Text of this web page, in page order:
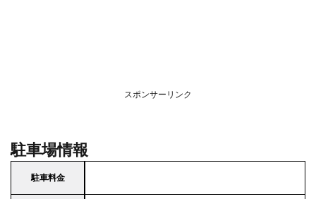
スポンサーリンク
駐車場情報
駐車料金